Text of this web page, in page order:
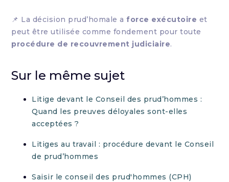
📌 La décision prud’homale a force exécutoire et
peut être utilisée comme fondement pour toute
procédure de recouvrement judiciaire.
Sur le même sujet
Litige devant le Conseil des prud’hommes :
Quand les preuves déloyales sont-elles
acceptées ?
Litiges au travail : procédure devant le Conseil
de prud’hommes
Saisir le conseil des prud'hommes (CPH)